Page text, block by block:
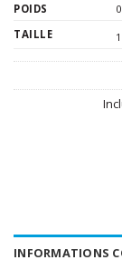
POIDS
TAILLE
INFORMATIONS